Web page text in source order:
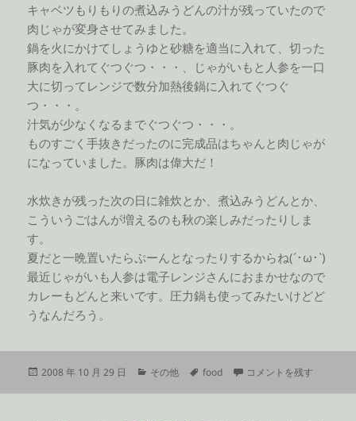
キャベツもりもりの煮込みうどんの汁が残っていたので
肉じゃが変身させてみました。
鍋を火にかけてしょうゆと砂糖を適当に入れて、切った
豚肉を入れてぐつぐつ・・・、じゃがいもと人参を一口
大に切ってレンジで数分加熱後鍋に入れてぐつぐ
つ・・・。
汁気が少なくなるまでぐつぐつ・・・。
ものすごく手抜きだったのに完成品はちゃんと肉じゃが
になっていました。豚肉は偉大だ！
水炊きが残った次の日に雑炊とか、煮込みうどんとか、
こういうごはんが増えるのも秋の楽しみだったりしま
す。
夏だと一晩置いたらぷーんとなったりするからね(´･ω･`)
最近じゃがいも人参は電子レンジさんにおまかせなので
カレーもどんと来いです。圧力鍋も使ってみたいけどど
うなんだろう。
投
2008 年 10 月 29 日
カ
その他
タ
food 手抜き肉じゃが に
コメントを残す